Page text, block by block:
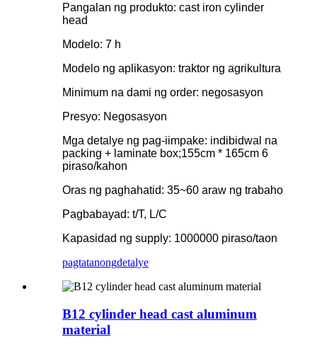
Pangalan ng produkto: cast iron cylinder
head
Modelo: 7 h
Modelo ng aplikasyon: traktor ng agrikultura
Minimum na dami ng order: negosasyon
Presyo: Negosasyon
Mga detalye ng pag-iimpake: indibidwal na
packing + laminate box;155cm * 165cm 6
piraso/kahon
Oras ng paghahatid: 35~60 araw ng trabaho
Pagbabayad: t/T, L/C
Kapasidad ng supply: 1000000 piraso/taon
pagtatanongdetalye
B12 cylinder head cast aluminum
material